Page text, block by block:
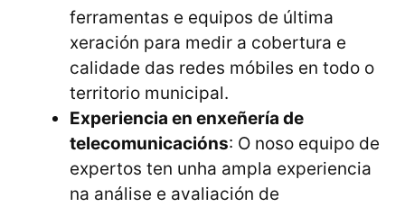
ferramentas e equipos de última
xeración para medir a cobertura e
calidade das redes móbiles en todo o
territorio municipal.
Experiencia en enxeñería de
telecomunicacións: O noso equipo de
expertos ten unha ampla experiencia
na análise e avaliación de